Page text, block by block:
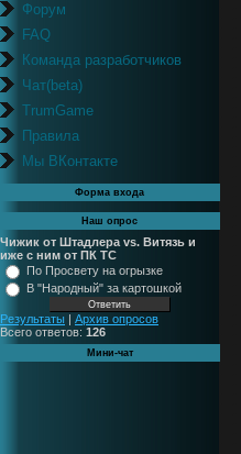
Форум
FAQ
Команда разработчиков
Чат(beta)
TrumGame
Правила
Мы ВКонтакте
Форма входа
Наш опрос
Чижик от Штадлера vs. Витязь и
иже с ним от ПК ТС
По Просвету на огрызке
В "Народный" за картошкой
Результаты | Архив опросов
Всего ответов: 126
Мини-чат